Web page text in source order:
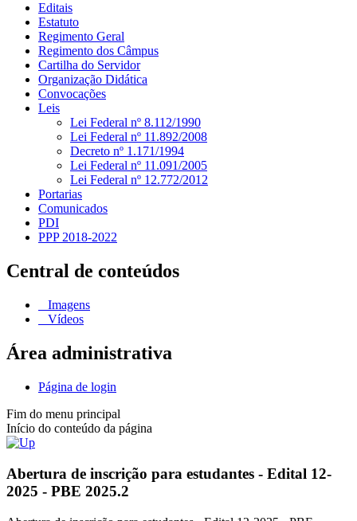
Editais
Estatuto
Regimento Geral
Regimento dos Câmpus
Cartilha do Servidor
Organização Didática
Convocações
Leis
Lei Federal nº 8.112/1990
Lei Federal nº 11.892/2008
Decreto nº 1.171/1994
Lei Federal nº 11.091/2005
Lei Federal nº 12.772/2012
Portarias
Comunicados
PDI
PPP 2018-2022
Central de conteúdos
Imagens
Vídeos
Área administrativa
Página de login
Fim do menu principal
Início do conteúdo da página
Abertura de inscrição para estudantes - Edital 12-
2025 - PBE 2025.2